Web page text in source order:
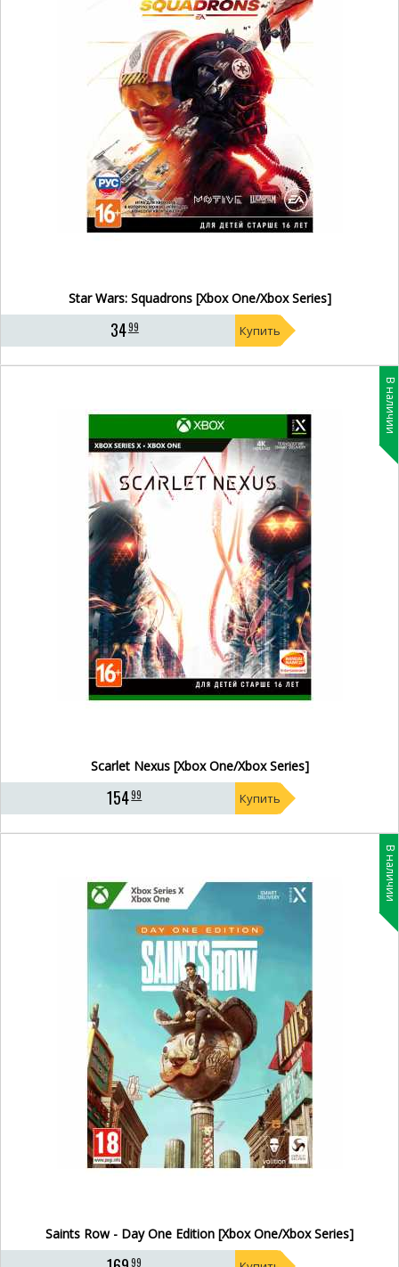
Star Wars: Squadrons [Xbox One/Xbox Series]
3499 Купить
В наличии
Scarlet Nexus [Xbox One/Xbox Series]
15499 Купить
В наличии
Saints Row - Day One Edition [Xbox One/Xbox Series]
99